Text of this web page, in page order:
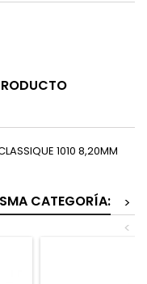
1010 8,20MM
CATEGORÍA:
>
<